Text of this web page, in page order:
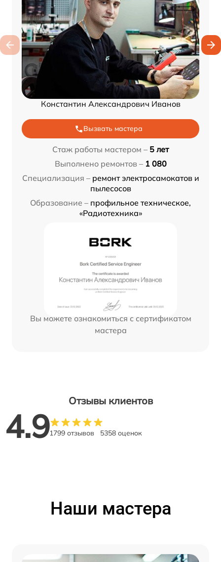
Константин Александрович Иванов
Вызвать мастера
Стаж работы мастером – 5 лет
Выполнено ремонтов – 1 080
Специализация – ремонт электросамокатов и
пылесосов
Образование – профильное техническое,
«Радиотехника»
Вы можете ознакомиться с сертификатом
мастера
Отзывы клиентов
4.91799 отзывов 5358 оценок
Наши мастера